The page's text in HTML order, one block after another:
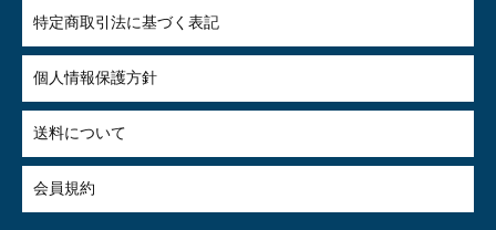
特定商取引法に基づく表記
個人情報保護方針
送料について
会員規約